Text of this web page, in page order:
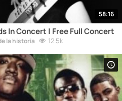
58:16
In Concert | Free Full Concert
la historia 12.5k